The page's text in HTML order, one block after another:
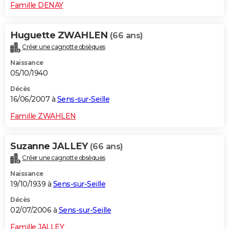
Famille DENAY
Huguette ZWAHLEN (66 ans)
Créer une cagnotte obsèques
Naissance
05/10/1940
Décès
16/06/2007 à Sens-sur-Seille
Famille ZWAHLEN
Suzanne JALLEY (66 ans)
Créer une cagnotte obsèques
Naissance
19/10/1939 à Sens-sur-Seille
Décès
02/07/2006 à Sens-sur-Seille
Famille JALLEY